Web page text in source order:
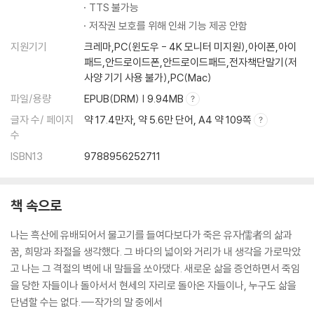
TTS 불가능
저작권 보호를 위해 인쇄 기능 제공 안함
지원기기
크레마,PC(윈도우 - 4K 모니터 미지원),아이폰,아이
패드,안드로이드폰,안드로이드패드,전자책단말기(저
사양 기기 사용 불가),PC(Mac)
파일/용량
EPUB(DRM) | 9.94MB
글자 수/ 페이지
수
약 17.4만자, 약 5.6만 단어, A4 약 109쪽
ISBN13 9788956252711
책 속으로
나는 흑산에 유배되어서 물고기를 들여다보다가 죽은 유자儒者의 삶과
꿈, 희망과 좌절을 생각했다. 그 바다의 넓이와 거리가 내 생각을 가로막았
고 나는 그 격절의 벽에 내 말들을 쏘아댔다. 새로운 삶을 증언하면서 죽임
을 당한 자들이나 돌아서서 현세의 자리로 돌아온 자들이나, 누구도 삶을
단념할 수는 없다.---작가의 말 중에서